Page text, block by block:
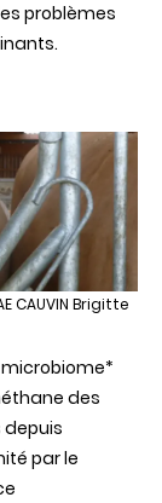
problèmes
CAUVIN Brigitte
des
par le